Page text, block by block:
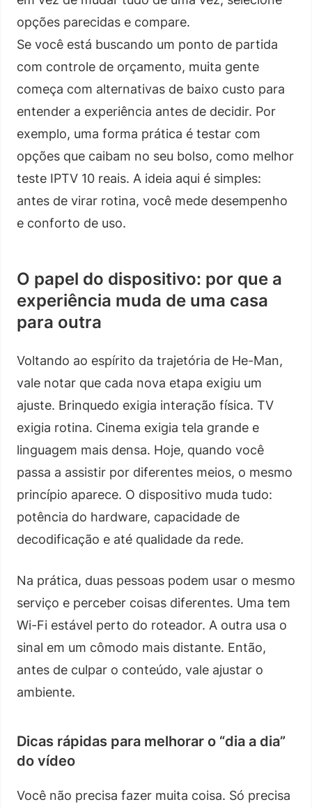
opções parecidas e compare.
Se você está buscando um ponto de partida
com controle de orçamento, muita gente
começa com alternativas de baixo custo para
entender a experiência antes de decidir. Por
exemplo, uma forma prática é testar com
opções que caibam no seu bolso, como melhor
teste IPTV 10 reais. A ideia aqui é simples:
antes de virar rotina, você mede desempenho
e conforto de uso.
O papel do dispositivo: por que a
experiência muda de uma casa
para outra
Voltando ao espírito da trajetória de He-Man,
vale notar que cada nova etapa exigiu um
ajuste. Brinquedo exigia interação física. TV
exigia rotina. Cinema exigia tela grande e
linguagem mais densa. Hoje, quando você
passa a assistir por diferentes meios, o mesmo
princípio aparece. O dispositivo muda tudo:
potência do hardware, capacidade de
decodificação e até qualidade da rede.
Na prática, duas pessoas podem usar o mesmo
serviço e perceber coisas diferentes. Uma tem
Wi-Fi estável perto do roteador. A outra usa o
sinal em um cômodo mais distante. Então,
antes de culpar o conteúdo, vale ajustar o
ambiente.
Dicas rápidas para melhorar o “dia a dia”
do vídeo
Você não precisa fazer muita coisa. Só precisa